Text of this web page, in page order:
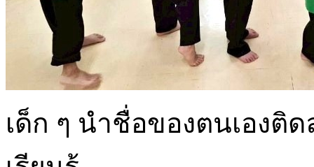
เด็ก ๆ นำชื่อของตนเองติ